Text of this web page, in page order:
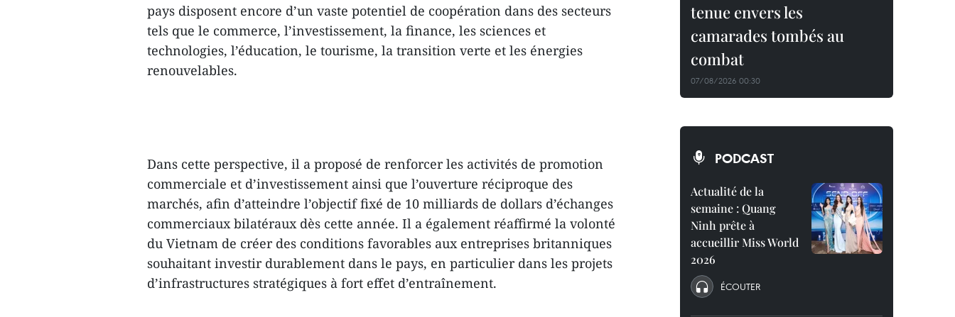
pays disposent encore d’un vaste potentiel de coopération dans des secteurs
tels que le commerce, l’investissement, la finance, les sciences et
technologies, l’éducation, le tourisme, la transition verte et les énergies
renouvelables.
Dans cette perspective, il a proposé de renforcer les activités de promotion
commerciale et d’investissement ainsi que l’ouverture réciproque des
marchés, afin d’atteindre l’objectif fixé de 10 milliards de dollars d’échanges
commerciaux bilatéraux dès cette année. Il a également réaffirmé la volonté
du Vietnam de créer des conditions favorables aux entreprises britanniques
souhaitant investir durablement dans le pays, en particulier dans les projets
d’infrastructures stratégiques à fort effet d’entraînement.
tenue envers les
camarades tombés au
combat
07/08/2026 00:30
PODCAST
Actualité de la
semaine : Quang
Ninh prête à
accueillir Miss World
2026
ÉCOUTER